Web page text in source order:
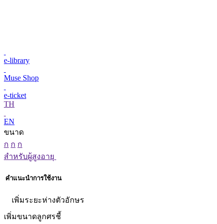
e-library
Muse Shop
e-ticket
TH
EN
ขนาด
ก ก ก
สำหรับผู้สูงอายุ
คำแนะนำการใช้งาน
เพิ่มระยะห่างตัวอักษร
เพิ่มขนาดลูกศรชี้